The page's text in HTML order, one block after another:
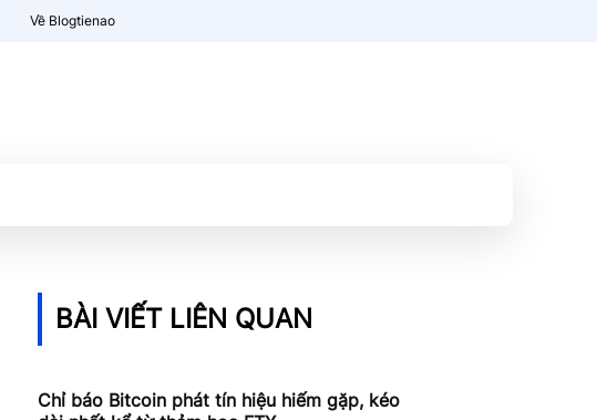
Về Blogtienao
BÀI VIẾT LIÊN QUAN
Chỉ báo Bitcoin phát tín hiệu hiếm gặp, kéo